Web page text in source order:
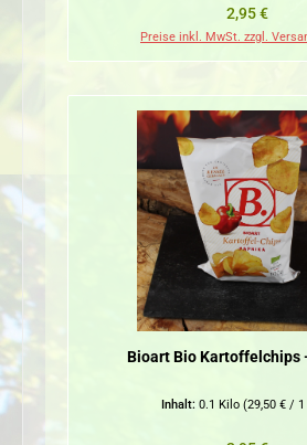
Regulärer
2,95 €
Preise inkl. MwSt. zzgl.
Bioart Bio Kartoffelchips
Inhalt: 0.1 Kilo (29,50 € /